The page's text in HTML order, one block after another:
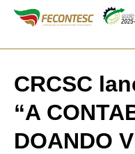
CRCSC
“A
DOANDO